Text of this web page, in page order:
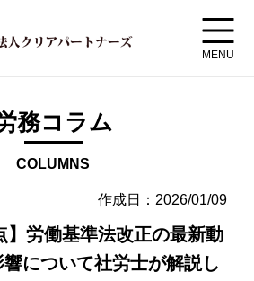
MENU
務コラム
COLUMNS
作成日：2026/01/09
】労働基準法改正の最新動
について社労士が解説し